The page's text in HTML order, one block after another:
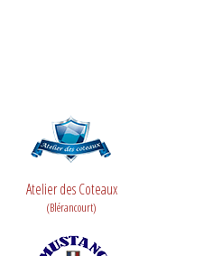
Atelier des Coteaux
(Blérancourt)